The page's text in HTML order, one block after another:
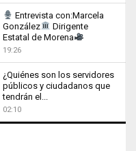
Entrevista con:Marcela
González
Dirigente
Estatal de Morena
19:26
¿Quiénes son los servidores
públicos y ciudadanos que
tendrán el...
02:10